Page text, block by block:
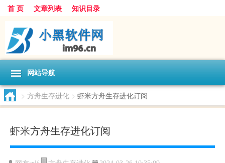
首 页 文章列表 知识目录
网站导航
> 方舟生存进化 > 虾米方舟生存进化订阅
虾米方舟生存进化订阅